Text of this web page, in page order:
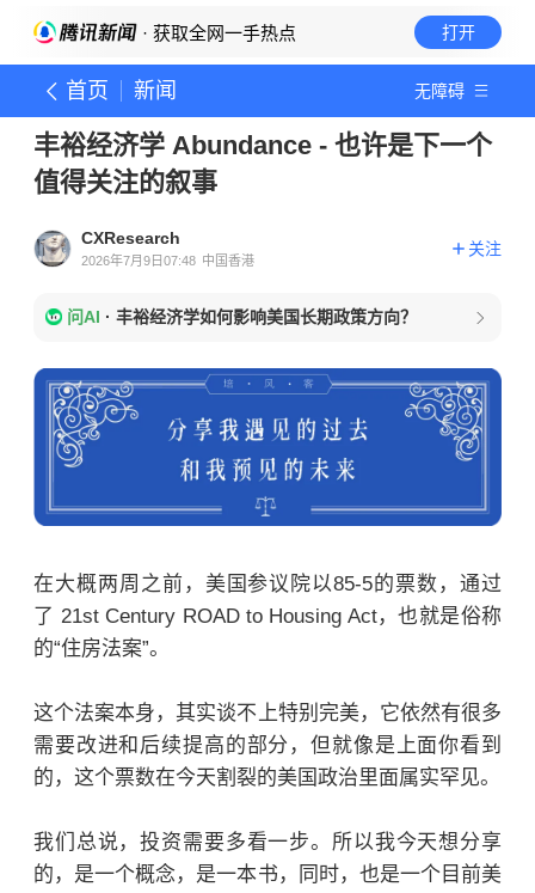
· 获取全网一手热点 打开
首页 新闻 无障碍
丰裕经济学 Abundance - 也许是下一个
值得关注的叙事
CXResearch
2026年7月9日07:48 中国香港
关注
问AI · 丰裕经济学如何影响美国长期政策方向？
在大概两周之前，美国参议院以85-5的票数，通过
了 21st Century ROAD to Housing Act，也就是俗称
的“住房法案”。
这个法案本身，其实谈不上特别完美，它依然有很多
需要改进和后续提高的部分，但就像是上面你看到
的，这个票数在今天割裂的美国政治里面属实罕见。
我们总说，投资需要多看一步。所以我今天想分享
的，是一个概念，是一本书，同时，也是一个目前美